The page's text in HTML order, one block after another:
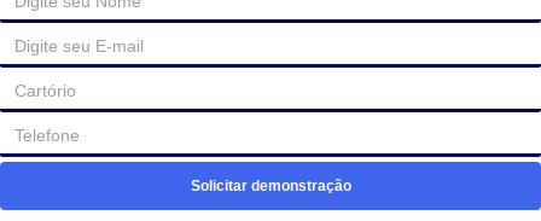
Solicitar demonstração